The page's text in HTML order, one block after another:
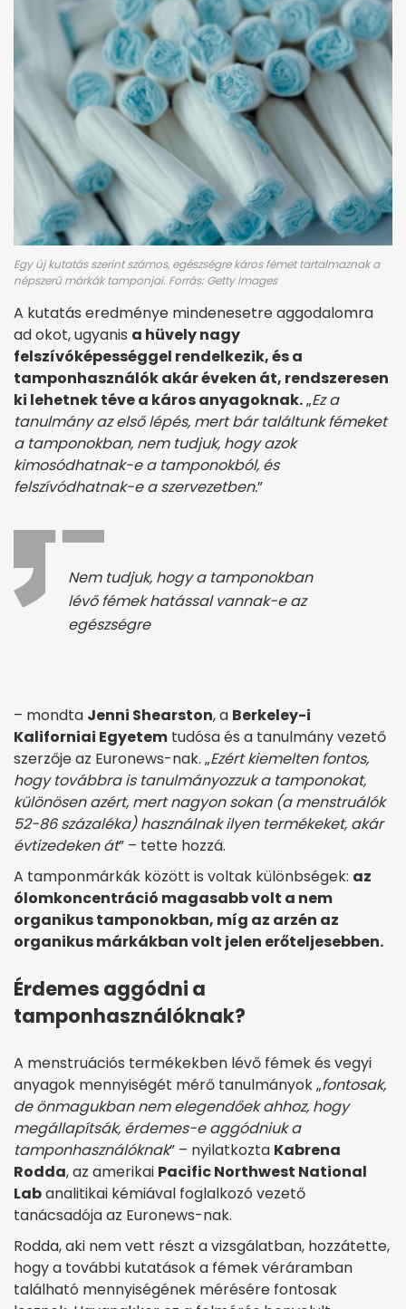
Egy új kutatás szerint számos, egészségre káros fémet tartalmaznak a
népszerű márkák tamponjai. Forrás: Getty Images
A kutatás eredménye mindenesetre aggodalomra
ad okot, ugyanis a hüvely nagy
felszívóképességgel rendelkezik, és a
tamponhasználók akár éveken át, rendszeresen
ki lehetnek téve a káros anyagoknak.„Ez a
tanulmány az első lépés, mert bár találtunk fémeket
a tamponokban, nem tudjuk, hogy azok
kimosódhatnak-e a tamponokból, és
felszívódhatnak-e a szervezetben.”
Nem tudjuk, hogy a tamponokban
lévő fémek hatással vannak-e az
egészségre
– mondta Jenni Shearston, a Berkeley-i
Kaliforniai Egyetem tudósa és a tanulmány vezető
szerzője az Euronews-nak. „Ezért kiemelten fontos,
hogy továbbra is tanulmányozzuk a tamponokat,
különösen azért, mert nagyon sokan (a menstruálók
52-86 százaléka) használnak ilyen termékeket, akár
évtizedeken át” – tette hozzá.
A tamponmárkák között is voltak különbségek: az
ólomkoncentráció magasabb volt a nem
organikus tamponokban, míg az arzén az
organikus márkákban volt jelen erőteljesebben.
Érdemes aggódni a
tamponhasználóknak?
A menstruációs termékekben lévő fémek és vegyi
anyagok mennyiségét mérő tanulmányok „fontosak,
de önmagukban nem elegendőek ahhoz, hogy
megállapítsák, érdemes-e aggódniuk a
tamponhasználóknak” – nyilatkozta Kabrena
Rodda, az amerikai Pacific Northwest National
Labanalitikai kémiával foglalkozó vezető
tanácsadója az Euronews-nak.
Rodda, aki nem vett részt a vizsgálatban, hozzátette,
hogy a további kutatások a fémek véráramban
található mennyiségének mérésére fontosak